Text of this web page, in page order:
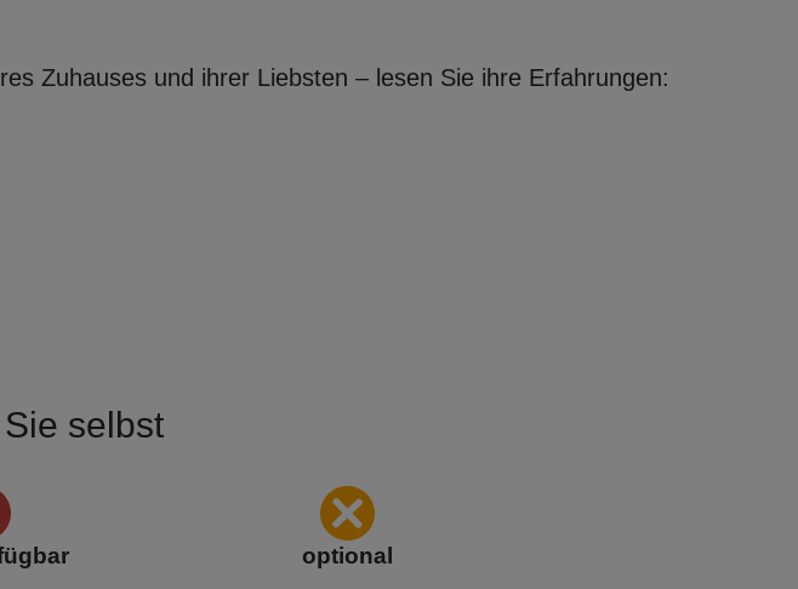
Zuhauses und ihrer Liebsten – lesen Sie ihre Erfahrungen:
selbst
optional